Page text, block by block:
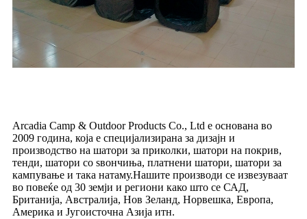
Arcadia Camp & Outdoor Products Co., Ltd е основана во
2009 година, која е специјализирана за дизајн и
производство на шатори за приколки, шатори на покрив,
тенди, шатори со ѕвончиња, платнени шатори, шатори за
кампување и така натаму.Нашите производи се извезуваат
во повеќе од 30 земји и региони како што се САД,
Британија, Австралија, Нов Зеланд, Норвешка, Европа,
Америка и Југоисточна Азија итн.